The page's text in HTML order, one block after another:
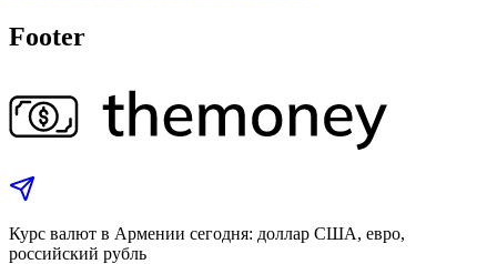
Footer
Курс валют в Армении сегодня: доллар США, евро,
российский рубль